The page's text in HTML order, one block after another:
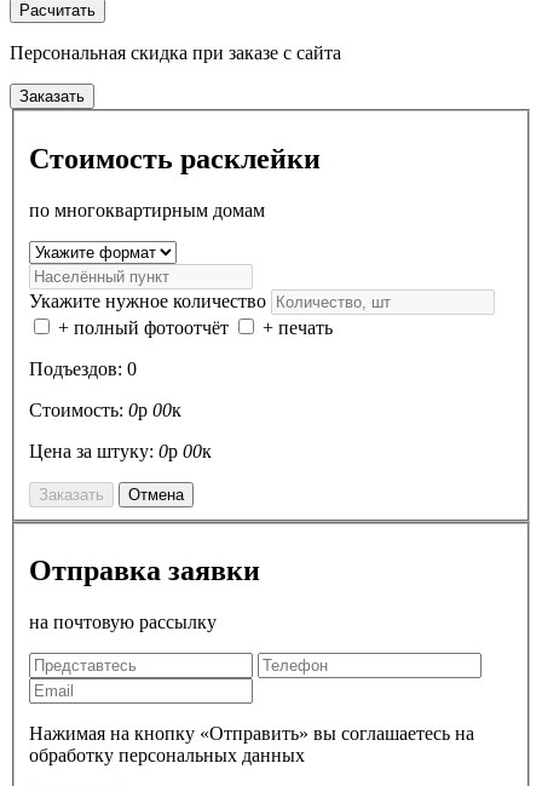
Расчитать
Персональная скидка при заказе с сайта
Заказать
Стоимость расклейки
по многоквартирным домам
Укажите нужное количество
+ полный фотоотчёт
+ печать
Подъездов: 0
Стоимость: 0р 00к
Цена за штуку: 0р 00к
Заказать Отмена
Отправка заявки
на почтовую рассылку
Нажимая на кнопку «Отправить» вы соглашаетесь на
обработку персональных данных